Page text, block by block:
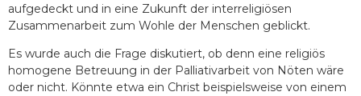
aufgedeckt und in eine Zukunft der interreligiösen
Zusammenarbeit zum Wohle der Menschen geblickt.
Es wurde auch die Frage diskutiert, ob denn eine religiös
homogene Betreuung in der Palliativarbeit von Nöten wäre
oder nicht. Könnte etwa ein Christ beispielsweise von einem